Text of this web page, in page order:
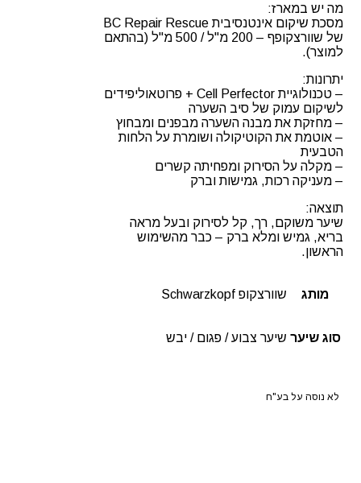
מה יש במארז:
מסכת שיקום אינטנסיבית BC Repair Rescue
של שוורצקופף – 200 מ"ל / 500 מ"ל (בהתאם
למוצר).
יתרונות:
– טכנולוגיית Cell Perfector + פרוטאוליפידים
לשיקום עמוק של סיב השערה
– מחזקת את מבנה השערה מבפנים ומבחוץ
– אוטמת את הקוטיקולה ושומרת על הלחות
הטבעית
– מקלה על הסירוק ומפחיתה קשרים
– מעניקה רכות, גמישות וברק
תוצאה:
שיער משוקם, רך, קל לסירוק ובעל מראה
בריא, גמיש ומלא ברק – כבר מהשימוש
הראשון.
מותג שוורצקופ Schwarzkopf
סוג שיער שיער צבוע / פגום / יבש
לא נוסה על בע"ח